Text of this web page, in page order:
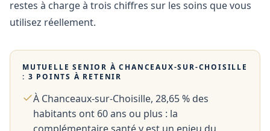
restes à charge à trois chiffres sur les soins que vous
utilisez réellement.
MUTUELLE SENIOR ÀCHANCEAUX-SUR-CHOISILLE
: 3 POINTS À RETENIR
À Chanceaux-sur-Choisille, 28,65 % des
habitants ont 60 ans ou plus : la